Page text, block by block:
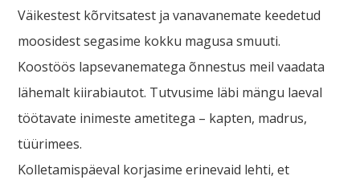
Väikestest kõrvitsatest ja vanavanemate keedetud
moosidest segasime kokku magusa smuuti.
Koostöös lapsevanematega õnnestus meil vaadata
lähemalt kiirabiautot. Tutvusime läbi mängu laeval
töötavate inimeste ametitega – kapten, madrus,
tüürimees.
Kolletamispäeval korjasime erinevaid lehti, et